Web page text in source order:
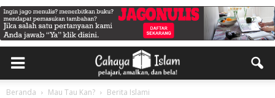
Beranda Mau Tau Kan? Berita Islami